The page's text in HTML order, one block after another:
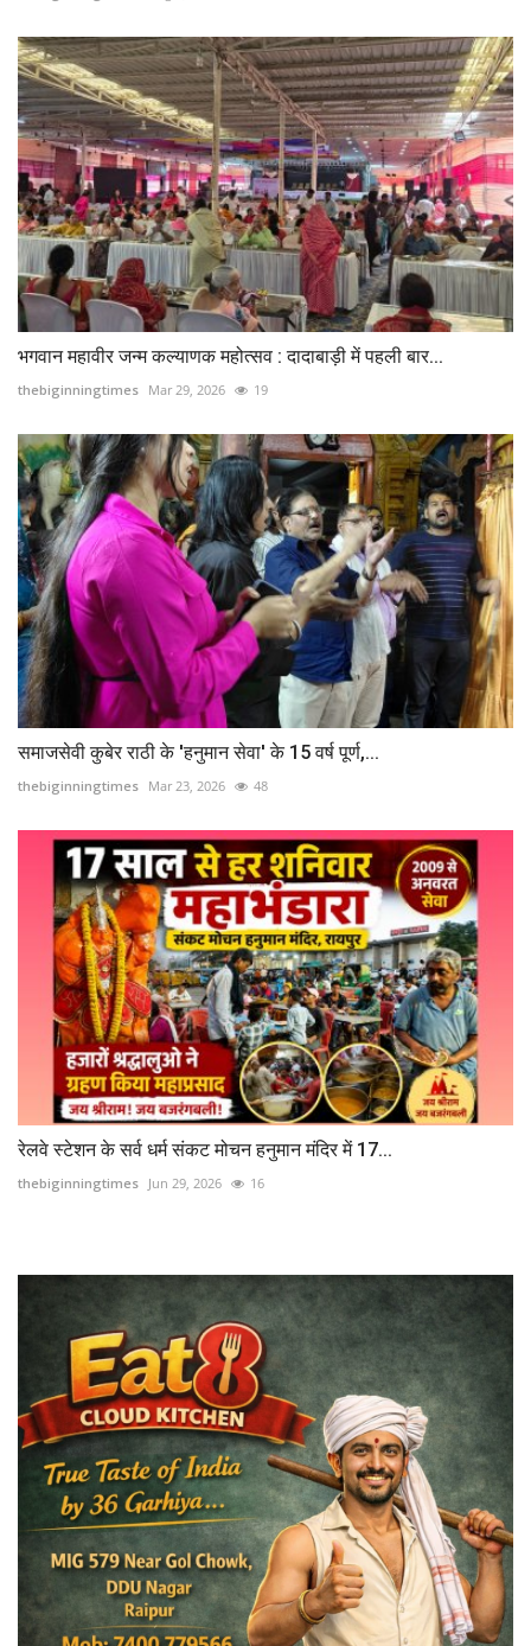
भगवान महावीर जन्म कल्याणक महोत्सव : दादाबाड़ी में पहली बार...
thebiginningtimes Mar 29, 2026 19
समाजसेवी कुबेर राठी के 'हनुमान सेवा' के 15 वर्ष पूर्ण,...
thebiginningtimes Mar 23, 2026 48
रेलवे स्टेशन के सर्व धर्म संकट मोचन हनुमान मंदिर में 17...
thebiginningtimes Jun 29, 2026 16